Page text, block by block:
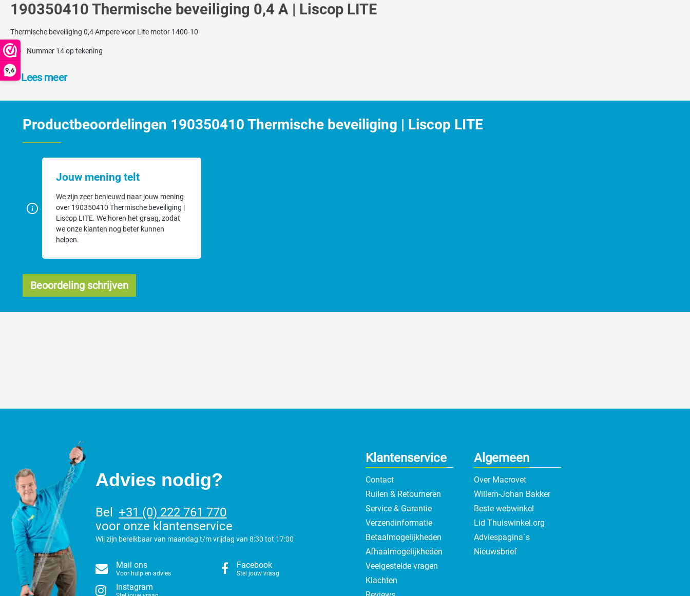
9,6
190350410 Thermische beveiliging 0,4 A | Liscop LITE
Thermische beveiliging 0,4 Ampere voor Lite motor 1400-10
Nummer 14 op tekening
Lees meer
Productbeoordelingen 190350410 Thermische beveiliging | Liscop LITE
Jouw mening telt
We zijn zeer benieuwd naar jouw mening
over 190350410 Thermische beveiliging |
Liscop LITE. We horen het graag, zodat
we onze klanten nog beter kunnen
helpen.
Beoordeling schrijven
Klantenservice
Contact
Ruilen & Retourneren
Service & Garantie
Verzendinformatie
Betaalmogelijkheden
Afhaalmogelijkheden
Veelgestelde vragen
Klachten
Algemeen
Over Macrovet
Willem-Johan Bakker
Beste webwinkel
Lid Thuiswinkel.org
Adviespagina`s
Nieuwsbrief
Advies nodig?
Bel
+31 (0) 222 761 770
voor onze klantenservice
Wij zijn bereikbaar van maandag t/m vrijdag van 8:30 tot 17:00
Mail ons
Voor hulp en advies
Facebook
Stel jouw vraag
Instagram